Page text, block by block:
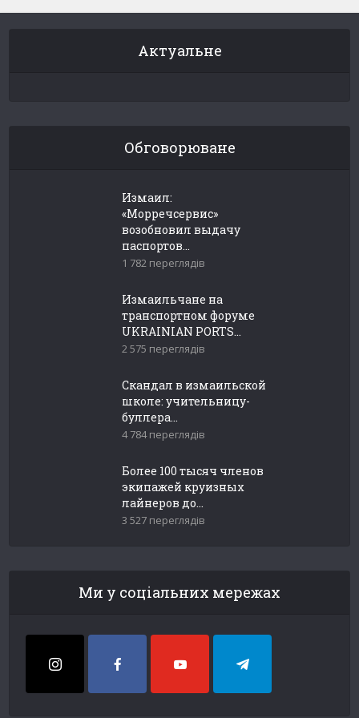
Актуальне
Обговорюване
Измаил:
«Морречсервис»
возобновил выдачу
паспортов...
1 782 переглядів
Измаильчане на
транспортном форуме
UKRAINIAN PORTS...
2 575 переглядів
Скандал в измаильской
школе: учительницу-
буллера...
4 784 переглядів
Более 100 тысяч членов
экипажей круизных
лайнеров до...
3 527 переглядів
Ми у соціальних мережах